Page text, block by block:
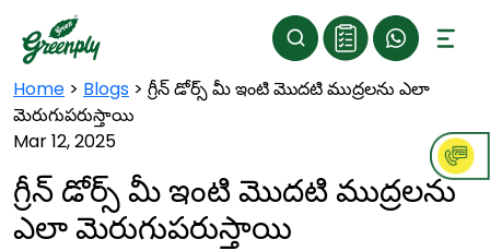
Home > Blogs > గ్రీన్ డోర్స్ మీ ఇంటి మొదటి ముద్రలను ఎలా
మెరుగుపరుస్తాయి
Mar 12, 2025
గ్రీన్ డోర్స్ మీ ఇంటి మొదటి ముద్రలను
ఎలా మెరుగుపరుస్తాయి